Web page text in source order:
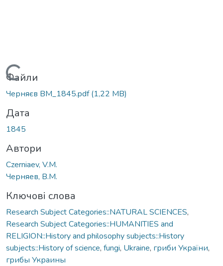
Вантажиться...
Файли
Черняєв ВМ_1845.pdf(1,22 MB)
Дата
1845
Автори
Czerniaev, V.M.
Черняев, В.М.
Ключові слова
Research Subject Categories::NATURAL SCIENCES,
Research Subject Categories::HUMANITIES and
RELIGION::History and philosophy subjects::History
subjects::History of science, fungi, Ukraine, гриби України,
грибы Украины